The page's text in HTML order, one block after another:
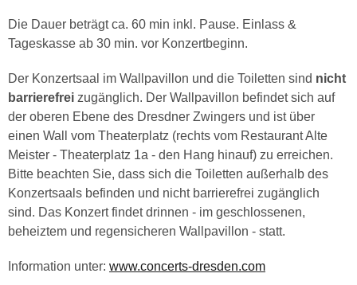
Die Dauer beträgt ca. 60 min inkl. Pause. Einlass &
Tageskasse ab 30 min. vor Konzertbeginn.
Der Konzertsaal im Wallpavillon und die Toiletten sind nicht
barrierefrei zugänglich. Der Wallpavillon befindet sich auf
der oberen Ebene des Dresdner Zwingers und ist über
einen Wall vom Theaterplatz (rechts vom Restaurant Alte
Meister - Theaterplatz 1a - den Hang hinauf) zu erreichen.
Bitte beachten Sie, dass sich die Toiletten außerhalb des
Konzertsaals befinden und nicht barrierefrei zugänglich
sind. Das Konzert findet drinnen - im geschlossenen,
beheiztem und regensicheren Wallpavillon - statt.
Information unter: www.concerts-dresden.com